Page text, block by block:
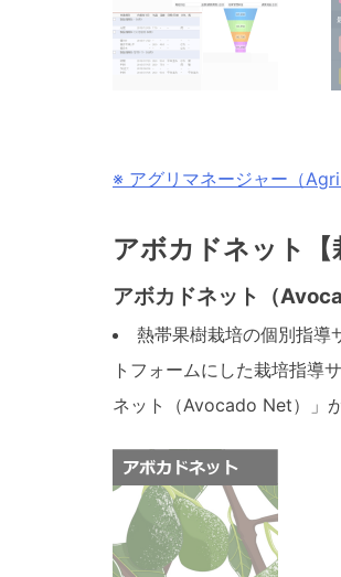
※ アグリマネージャー（
アボカドネット【
アボカドネット（
熱帯果樹栽培の個別指
トフォームにした栽培指導
ネット（Avocado Net）」